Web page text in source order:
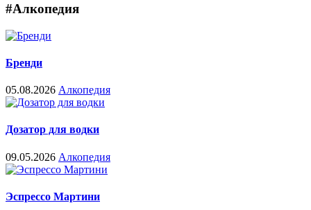
#Алкопедия
Бренди
05.08.2026 Алкопедия
Дозатор для водки
09.05.2026 Алкопедия
Эспрессо Мартини